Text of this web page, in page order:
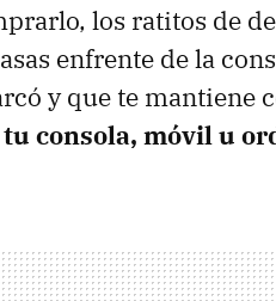
los ratitos de
enfrente de la
y que te mantiene
consola, móvil u